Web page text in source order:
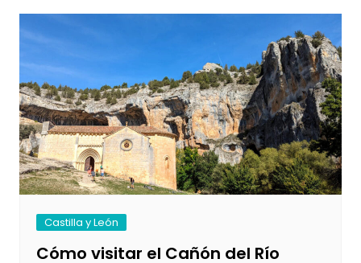
Castilla y León
Cómo visitar el Cañón del Río